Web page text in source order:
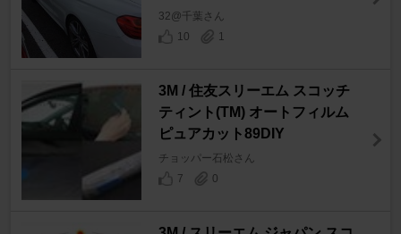
32@千葉さん
10
1
3M / 住友スリーエム スコッチ
ティント(TM) オートフィルム
ピュアカット89DIY
チョッパー石松さん
7
0